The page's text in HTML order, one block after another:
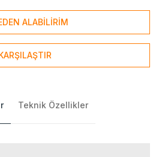
ALABİLİRİM
Teknik Özellikler